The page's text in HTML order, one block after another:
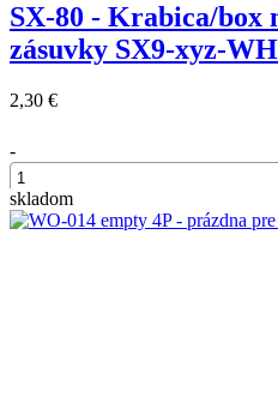
SX-80 - Krabica/box
zásuvky SX9-xyz-
2,30 €
-
+
skladom